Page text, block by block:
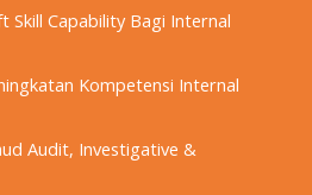
Skill Capability Bagi Internal
Kompetensi Internal
Audit, Investigative &